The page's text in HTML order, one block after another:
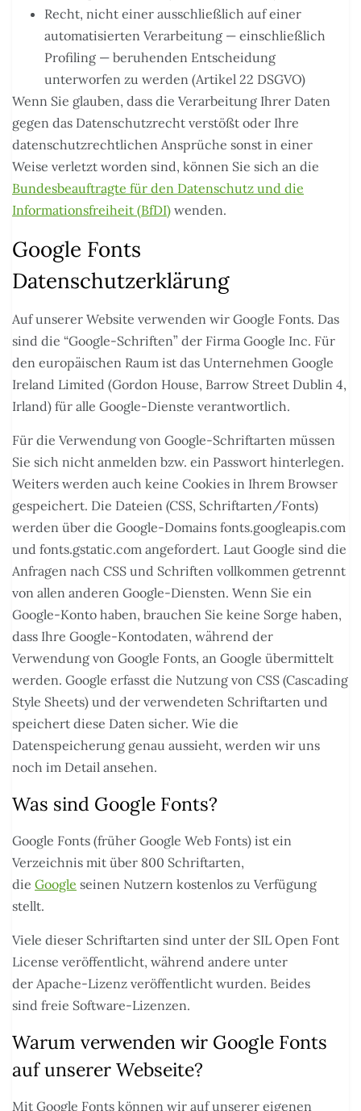
Recht, nicht einer ausschließlich auf einer
automatisierten Verarbeitung — einschließlich
Profiling — beruhenden Entscheidung
unterworfen zu werden (Artikel 22 DSGVO)
Wenn Sie glauben, dass die Verarbeitung Ihrer Daten
gegen das Datenschutzrecht verstößt oder Ihre
datenschutzrechtlichen Ansprüche sonst in einer
Weise verletzt worden sind, können Sie sich an die
Bundesbeauftragte für den Datenschutz und die
Informationsfreiheit (BfDI) wenden.
Google Fonts
Datenschutzerklärung
Auf unserer Website verwenden wir Google Fonts. Das
sind die “Google-Schriften” der Firma Google Inc. Für
den europäischen Raum ist das Unternehmen Google
Ireland Limited (Gordon House, Barrow Street Dublin 4,
Irland) für alle Google-Dienste verantwortlich.
Für die Verwendung von Google-Schriftarten müssen
Sie sich nicht anmelden bzw. ein Passwort hinterlegen.
Weiters werden auch keine Cookies in Ihrem Browser
gespeichert. Die Dateien (CSS, Schriftarten/Fonts)
werden über die Google-Domains fonts.googleapis.com
und fonts.gstatic.com angefordert. Laut Google sind die
Anfragen nach CSS und Schriften vollkommen getrennt
von allen anderen Google-Diensten. Wenn Sie ein
Google-Konto haben, brauchen Sie keine Sorge haben,
dass Ihre Google-Kontodaten, während der
Verwendung von Google Fonts, an Google übermittelt
werden. Google erfasst die Nutzung von CSS (Cascading
Style Sheets) und der verwendeten Schriftarten und
speichert diese Daten sicher. Wie die
Datenspeicherung genau aussieht, werden wir uns
noch im Detail ansehen.
Was sind Google Fonts?
Google Fonts (früher Google Web Fonts) ist ein
Verzeichnis mit über 800 Schriftarten,
die Google seinen Nutzern kostenlos zu Verfügung
stellt.
Viele dieser Schriftarten sind unter der SIL Open Font
License veröffentlicht, während andere unter
der Apache-Lizenz veröffentlicht wurden. Beides
sind freie Software-Lizenzen.
Warum verwenden wir Google Fonts
auf unserer Webseite?
Mit Google Fonts können wir auf unserer eigenen